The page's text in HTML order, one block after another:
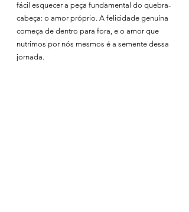
fácil esquecer a peça fundamental do quebra-
cabeça: o amor próprio. A felicidade genuína
começa de dentro para fora, e o amor que
nutrimos por nós mesmos é a semente dessa
jornada.